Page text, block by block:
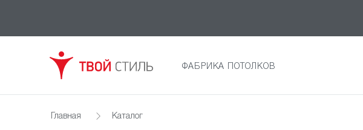
ФАБРИКА ПОТОЛКОВ
Главная Каталог